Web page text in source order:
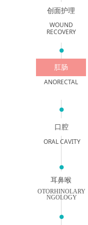
耳鼻喉
口腔
肛肠
创面护理
WOUND
RECOVERY
넸
넸
ANORECTAL
넸
ORAL CAVITY
OTORHINOLARY
NGOLOGY
넸